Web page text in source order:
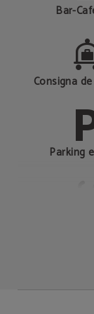
Bar-
Consigna
Parking